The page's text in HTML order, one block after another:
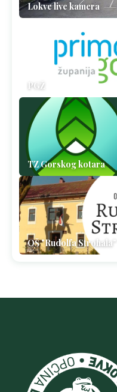
Lokve live kamera
PGŽ
TZ Gorskog kotara
OŠ "Rudolfa Strohala"